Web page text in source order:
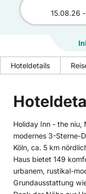
15.08.26 -
Hoteldetails
Holiday Inn - the niu,
modernes 3-Sterne-
Köln, ca. 5 km
Haus bietet 149
urbanem, rustikal-
Grundausstattung